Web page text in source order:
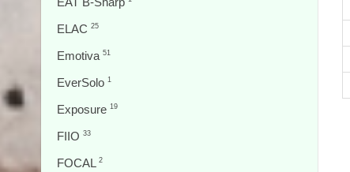
ELAC 25
Emotiva 51
EverSolo 1
Exposure 19
FIIO 33
FOCAL 2